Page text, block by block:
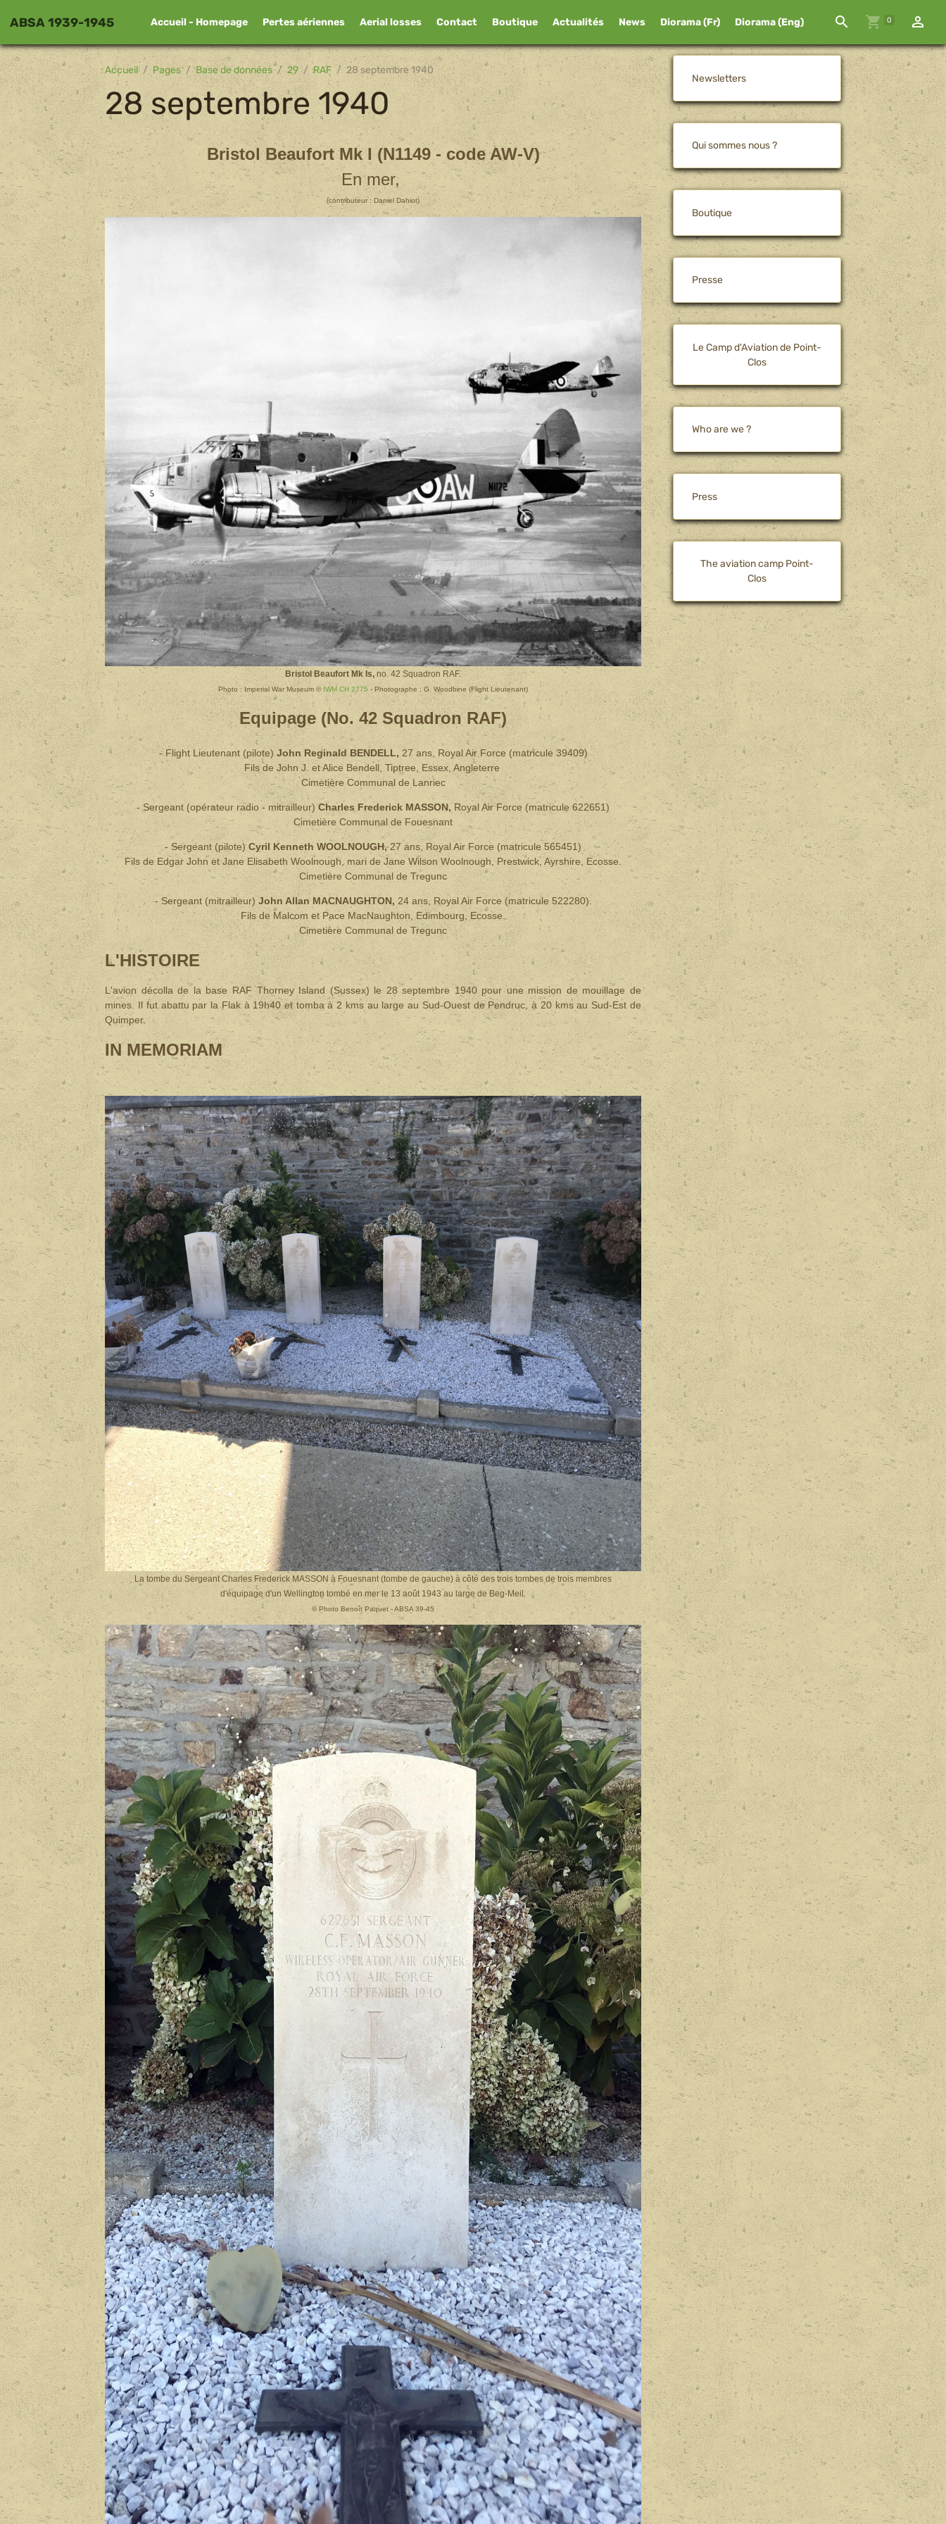
ABSA 1939-1945 Accueil - Homepage Pertes aériennes Aerial losses Contact Boutique Actualités News Diorama (Fr) Diorama (Eng) 0
Accueil Pages Base de données 29 RAF 28 septembre 1940
28 septembre 1940
Bristol Beaufort Mk I(N1149 - code AW-V)
En mer,
(contributeur : Daniel Dahiot)
Bristol Beaufort Mk Is,no. 42 Squadron RAF.
Photo : Imperial War Museum © IWM CH 2775 - Photographe : G. Woodbine (Flight Lieutenant)
Equipage (No. 42 Squadron RAF)
- Flight Lieutenant (pilote) John Reginald BENDELL, 27 ans, Royal Air Force (matricule 39409)
Fils de John J. et Alice Bendell, Tiptree, Essex, Angleterre
Cimetière Communal de Lanriec
- Sergeant (opérateur radio - mitrailleur)Charles Frederick MASSON,Royal Air Force (matricule 622651)
Cimetière Communal de Fouesnant
- Sergeant (pilote)Cyril Kenneth WOOLNOUGH,27 ans, Royal Air Force (matricule 565451)
Fils de Edgar John et Jane Elisabeth Woolnough, mari de Jane Wilson Woolnough, Prestwick, Ayrshire, Ecosse.
Cimetière Communal de Tregunc
- Sergeant (mitrailleur) John Allan MACNAUGHTON,24 ans, Royal Air Force (matricule 522280).
Fils de Malcom et Pace MacNaughton, Edimbourg, Ecosse.
Cimetière Communal de Tregunc
L'HISTOIRE
L'avion décolla de la base RAF Thorney Island (Sussex) le 28 septembre 1940 pour une mission de mouillage de
mines. Il fut abattu par la Flak à 19h40 et tomba à 2 kms au large au Sud-Ouest de Pendruc, à 20 kms au Sud-Est de
Quimper.
IN MEMORIAM
La tombe du Sergeant Charles Frederick MASSON à Fouesnant (tombe de gauche) à côté des trois tombes de trois membres
d'équipage d'un Wellington tombé en mer le 13 août 1943 au large de Beg-Meil.
© Photo Benoît Paquet - ABSA 39-45
Newsletters
Qui sommes nous ?
Boutique
Presse
Le Camp d'Aviation de Point-
Clos
Who are we ?
Press
The aviation camp Point-
Clos